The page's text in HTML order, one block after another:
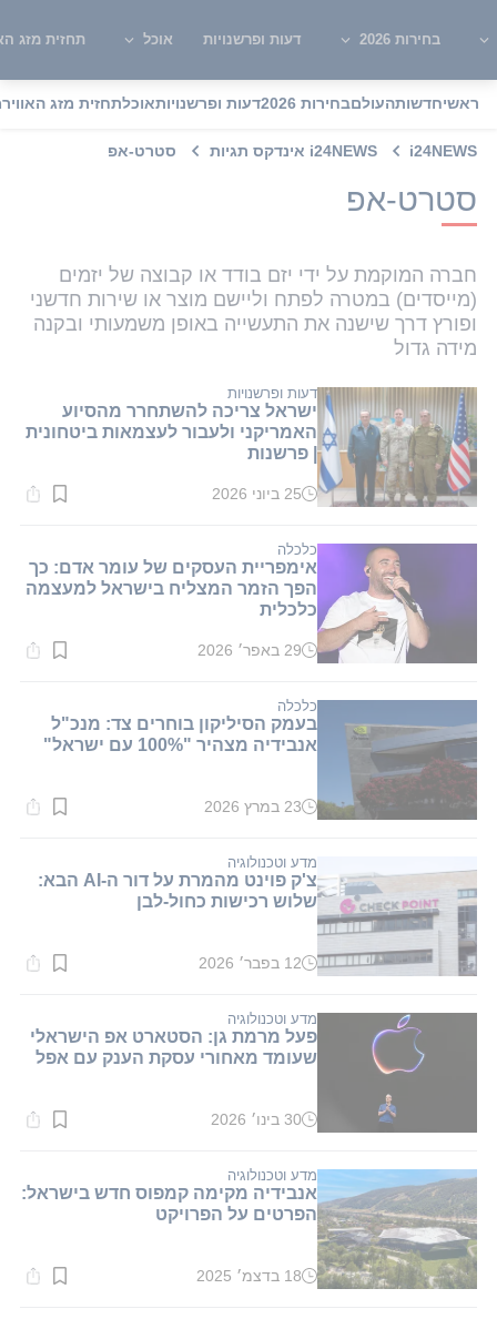
בחירות 2026 דעות ופרשנויות אוכל תחזית מזג
ראשיחדשותהעולםבחירות 2026 דעות ופרשנויותאוכלתחזית מזג האוויר
i24NEWS i24NEWS אינדקס תגיות סטרט-אפ
סטרט-אפ
חברה המוקמת על ידי יזם בודד או קבוצה של יזמים
(מייסדים) במטרה לפתח וליישם מוצר או שירות חדשני
ופורץ דרך שישנה את התעשייה באופן משמעותי ובקנה
מידה גדול
דעות ופרשנויות
ישראל צריכה להשתחרר מהסיוע
האמריקני ולעבור לעצמאות ביטחונית
| פרשנות
זמן
דקות.
25 ביוני 2026
כלכלה
אימפריית העסקים של עומר אדם: כך
הפך הזמר המצליח בישראל למעצמה
כלכלית
זמן
דקות.
29 באפר׳ 2026
כלכלה
בעמק הסיליקון בוחרים צד: מנכ"ל
אנבידיה מצהיר "100% עם ישראל"
זמן
דקות.
23 במרץ 2026
מדע וטכנולוגיה
צ'ק פוינט מהמרת על דור ה-AI הבא:
שלוש רכישות כחול-לבן
זמן
דקות.
12 בפבר׳ 2026
מדע וטכנולוגיה
פעל מרמת גן: הסטארט אפ הישראלי
שעומד מאחורי עסקת הענק עם אפל
זמן
דקות.
30 בינו׳ 2026
מדע וטכנולוגיה
אנבידיה מקימה קמפוס חדש בישראל:
הפרטים על הפרויקט
זמן18 בדצמ׳ 2025